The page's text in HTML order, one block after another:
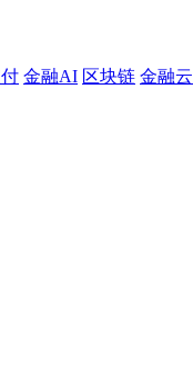
金融AI 区块链 金融云